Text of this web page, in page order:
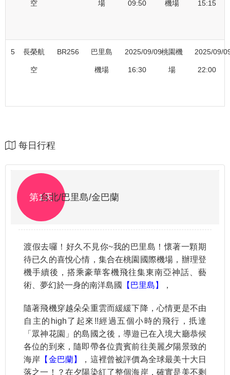
空 場 09:50 機場 15:15
5 長榮航
空
BR256 巴里島
機場
2025/09/09
16:30
桃園機
場
2025/09/
22:00
每日行程
第1天台北/巴里島/金巴蘭
渡假去囉！好久不見你~我的巴里島！懷著一顆期
待已久的喜悅心情，集合在桃園國際機場，辦理登
機手續後，搭乘豪華客機飛往集東南亞神話、藝
術、夢幻於一身的南洋島國
【巴里島】 ，
隨著飛機穿越朵朵重雲而緩緩下降，心情更是不由
自主的high了起來!!經過五個小時的飛行，扺達
「眾神花園」的島國之後，導遊已在入境大廳恭候
各位的到來，隨即帶各位貴賓前往美麗夕陽景致的
海岸 【金巴蘭】
，這裡曾被評價為全球最美十大日
落之一！？在夕陽染紅了整個海岸，確實是美不剩